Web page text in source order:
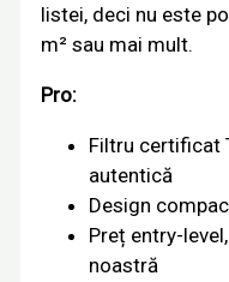
listei, deci nu este
m² sau mai mult.
Pro:
Filtru certificat
autentică
Design
Preț entry-
noastră